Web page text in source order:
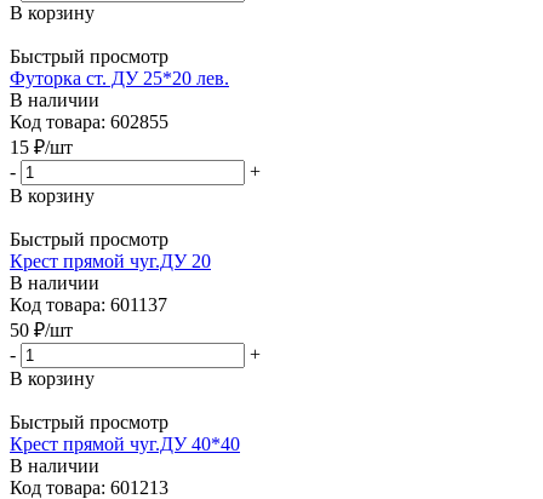
В корзину
Быстрый просмотр
Футорка ст. ДУ 25*20 лев.
В наличии
Код товара: 602855
15 ₽/шт
-
+
В корзину
Быстрый просмотр
Крест прямой чуг.ДУ 20
В наличии
Код товара: 601137
50 ₽/шт
-
+
В корзину
Быстрый просмотр
Крест прямой чуг.ДУ 40*40
В наличии
Код товара: 601213